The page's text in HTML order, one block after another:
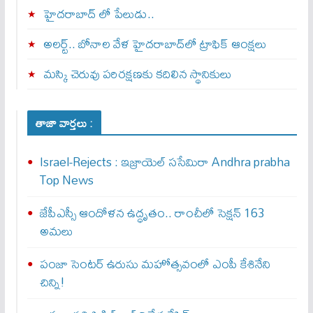
హైదరాబాద్ లో పేలుడు..
అలర్ట్‌.. బోనాల వేళ హైదరాబాద్‌లో ట్రాఫిక్‌ ఆంక్షలు
మస్కి చెరువు పరిరక్షణకు కదిలిన స్థానికులు
తాజా వార్తలు :
Israel-Rejects : ఇజ్రాయెల్ స‌సేమిరా Andhra prabha
Top News
జేపీఎస్సీ ఆందోళన ఉద్ధృతం.. రాంచీలో సెక్షన్‌ 163
అమలు
పంజా సెంటర్ ఉరుసు మహోత్సవంలో ఎంపీ కేశినేని
చిన్ని!